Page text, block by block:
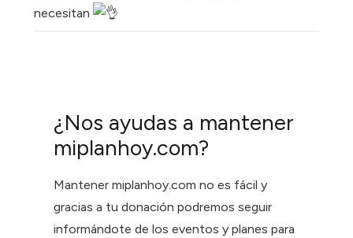
necesitan
¿Nos ayudas a mantener
miplanhoy.com?
Mantener miplanhoy.com no es fácil y
gracias a tu donación podremos seguir
informándote de los eventos y planes para